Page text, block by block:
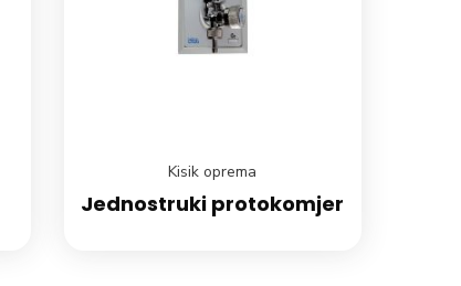
Kisik oprema
Jednostruki protokomjer